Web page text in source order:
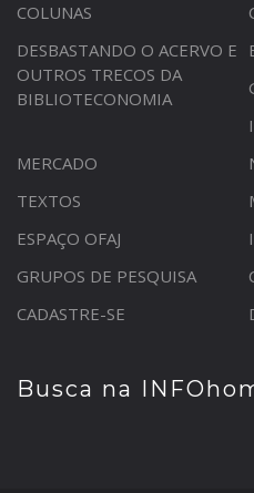
COLUNAS
DESBASTANDO O ACERVO E
OUTROS TRECOS DA
BIBLIOTECONOMIA
MERCADO
TEXTOS
ESPAÇO OFAJ
GRUPOS DE PESQUISA
CADASTRE-SE
Busca na